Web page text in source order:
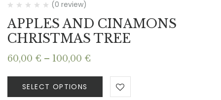
(0 review)
APPLES AND CINAMONS
CHRISTMAS TREE
60,00 € – 100,00 €
60,00 €
through
SELECT OPTIONS